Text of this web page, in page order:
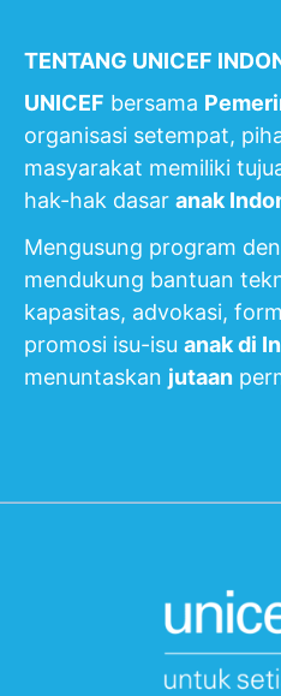
TENTANG UNICEF
UNICEF bersama
organisasi setempat,
masyarakat memiliki
hak-hak dasar anak
Mengusung program
mendukung bantuan
kapasitas, advokasi,
promosi isu-isu anak di
menuntaskan jutaan